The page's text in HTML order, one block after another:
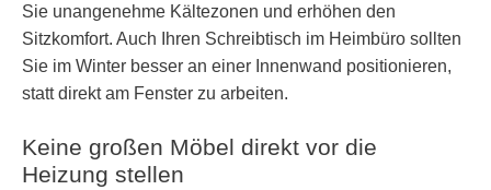
Sie unangenehme Kältezonen und erhöhen den
Sitzkomfort. Auch Ihren Schreibtisch im Heimbüro sollten
Sie im Winter besser an einer Innenwand positionieren,
statt direkt am Fenster zu arbeiten.
Keine großen Möbel direkt vor die
Heizung stellen